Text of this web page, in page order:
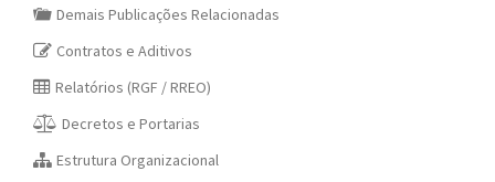
Demais Publicações Relacionadas
Contratos e Aditivos
Relatórios (RGF / RREO)
Decretos e Portarias
Estrutura Organizacional